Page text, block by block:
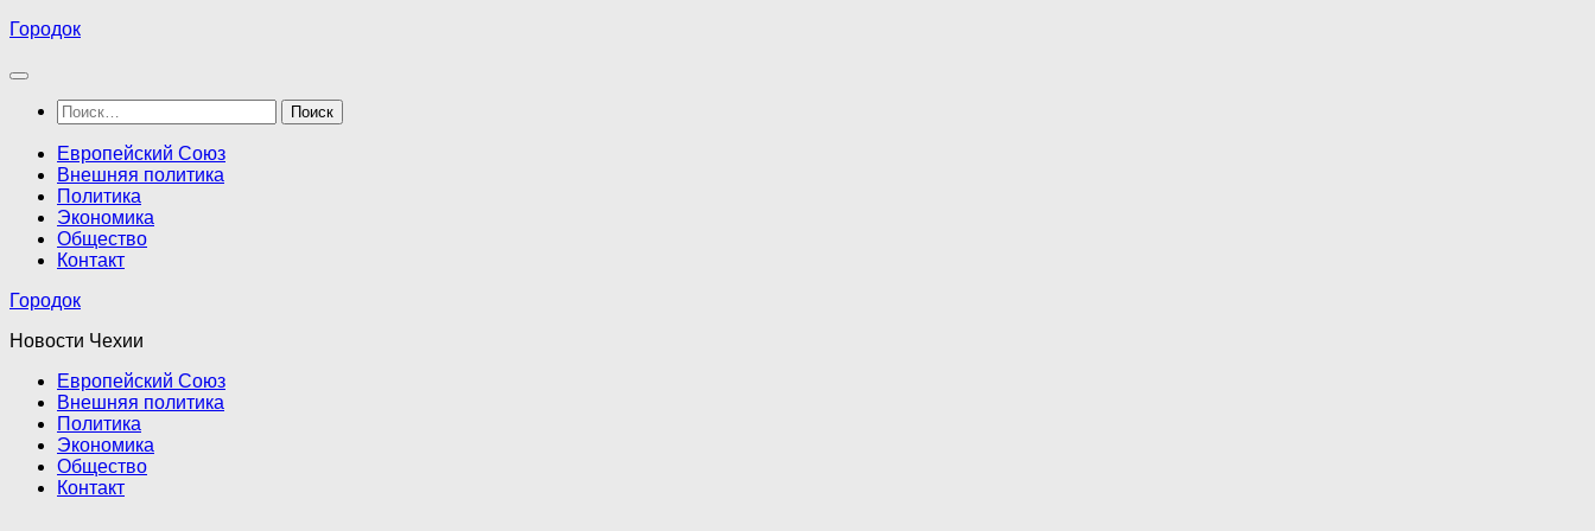
Перейти
содержимому
Городок
Найти:
Европейский Союз
Внешняя политика
Политика
Экономика
Общество
Контакт
Городок
Новости Чехии
Европейский Союз
Внешняя политика
Политика
Экономика
Общество
Контакт